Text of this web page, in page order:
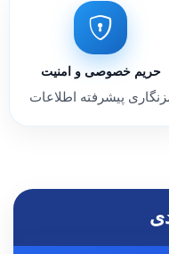
حریم خصوصی و امنیت
پیشرفته اطلاعات